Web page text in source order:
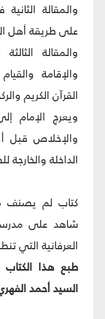
والمقالة
على طريقة أهل
والمقالة
والإقامة
القرآن الكريم
ويعرج الإمام
والإخلاص قبل
الداخلة والخارجة
كتاب لم يصنف
شاهد على
العرفانية التي
طبع هذا
السيد أحمد